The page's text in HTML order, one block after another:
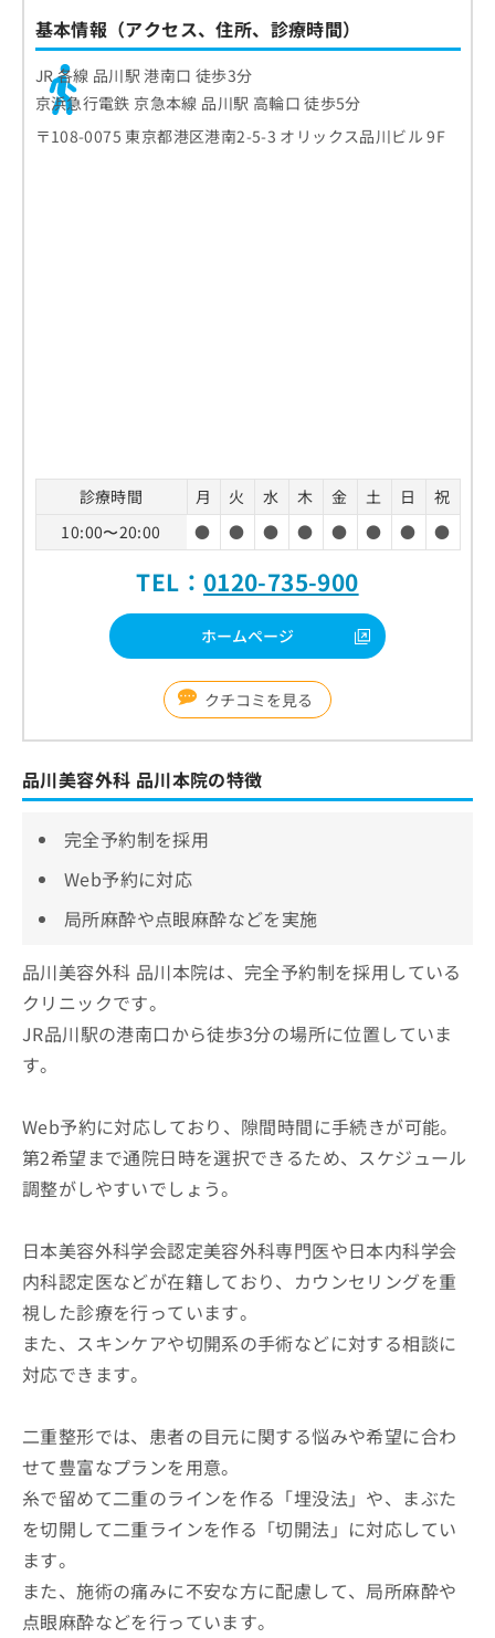
基本情報（アクセス、住所、診療時間）
JR 各線 品川駅 港南口 徒歩3分
京浜急行電鉄 京急本線 品川駅 高輪口 徒歩5分
〒108-0075 東京都港区港南2-5-3 オリックス品川ビル 9F
診療時間 月 火 水 木 金 土 日
祝
10:00〜20:00
● ● ● ● ● ● ● ●
TEL： 0120-735-900
ホームページ
クチコミを見る
品川美容外科 品川本院の特徴
完全予約制を採用
Web予約に対応
局所麻酔や点眼麻酔などを実施
品川美容外科 品川本院は、完全予約制を採用している
クリニックです。
JR品川駅の港南口から徒歩3分の場所に位置していま
す。
Web予約に対応しており、隙間時間に手続きが可能。
第2希望まで通院日時を選択できるため、スケジュール
調整がしやすいでしょう。
日本美容外科学会認定美容外科専門医や日本内科学会
内科認定医などが在籍しており、カウンセリングを重
視した診療を行っています。
また、スキンケアや切開系の手術などに対する相談に
対応できます。
二重整形では、患者の目元に関する悩みや希望に合わ
せて豊富なプランを用意。
糸で留めて二重のラインを作る「埋没法」や、まぶた
を切開して二重ラインを作る「切開法」に対応してい
ます。
また、施術の痛みに不安な方に配慮して、局所麻酔や
点眼麻酔などを行っています。